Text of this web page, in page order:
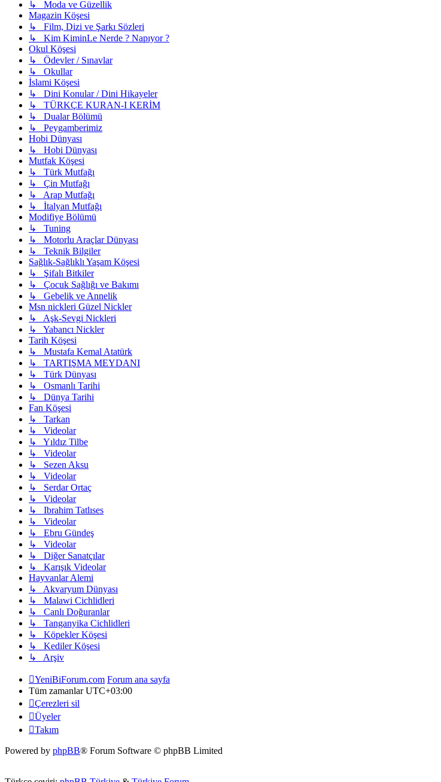
↳ Moda ve Güzellik
Magazin Köşesi
↳ Film, Dizi ve Şarkı Sözleri
↳ Kim KiminLe Nerde ? Napıyor ?
Okul Köşesi
↳ Ödevler / Sınavlar
↳ Okullar
İslami Köşesi
↳ Dini Konular / Dini Hikayeler
↳ TÜRKÇE KURAN-I KERİM
↳ Dualar Bölümü
↳ Peygamberimiz
Hobi Dünyası
↳ Hobi Dünyası
Mutfak Köşesi
↳ Türk Mutfağı
↳ Çin Mutfağı
↳ Arap Mutfağı
↳ İtalyan Mutfağı
Modifiye Bölümü
↳ Tuning
↳ Motorlu Araçlar Dünyası
↳ Teknik Bilgiler
Sağlık-Sağlıklı Yaşam Köşesi
↳ Şifalı Bitkiler
↳ Çocuk Sağlığı ve Bakımı
↳ Gebelik ve Annelik
Msn nickleri Güzel Nickler
↳ Aşk-Sevgi Nickleri
↳ Yabancı Nickler
Tarih Köşesi
↳ Mustafa Kemal Atatürk
↳ TARTIŞMA MEYDANI
↳ Türk Dünyası
↳ Osmanlı Tarihi
↳ Dünya Tarihi
Fan Köşesi
↳ Tarkan
↳ Videolar
↳ Yıldız Tilbe
↳ Videolar
↳ Sezen Aksu
↳ Videolar
↳ Serdar Ortaç
↳ Videolar
↳ Ibrahim Tatlıses
↳ Videolar
↳ Ebru Gündeş
↳ Videolar
↳ Diğer Sanatçılar
↳ Karışık Videolar
Hayvanlar Alemi
↳ Akvaryum Dünyası
↳ Malawi Cichlidleri
↳ Canlı Doğuranlar
↳ Tanganyika Cichlidleri
↳ Köpekler Köşesi
↳ Kediler Köşesi
↳ Arşiv
YeniBiForum.com Forum ana sayfa
Tüm zamanlarUTC+03:00
Çerezleri sil
Üyeler
Takım
Powered by phpBB® Forum Software © phpBB Limited